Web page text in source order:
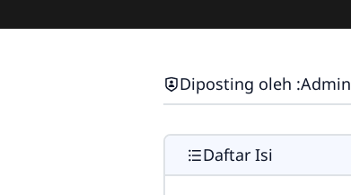
Diposting oleh :Admin
Daftar Isi